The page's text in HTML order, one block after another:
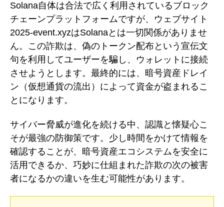
Solana自体は合法で広く利用されているブロック
チェーンプラットフォームですが、ウェブサイト
2025-event.xyzはSolanaとは一切関係がありませ
ん。この詐欺は、偽のトークン配布という宣伝文
句を利用してユーザーを騙し、ウォレットに接続
させようとします。最終的には、暗号資産ドレイ
ン（仮想通貨の流出）によって資金が盗まれるこ
とになります。
サイバー脅威が進化を続ける中、認識と懐疑心こ
そが最強の防御策です。少し時間をかけて情報を
確認することが、暗号資産エコシステムを安全に
活用できるか、巧妙に仕組まれた詐欺の次の被害
者になるかの違いを生む可能性があります。